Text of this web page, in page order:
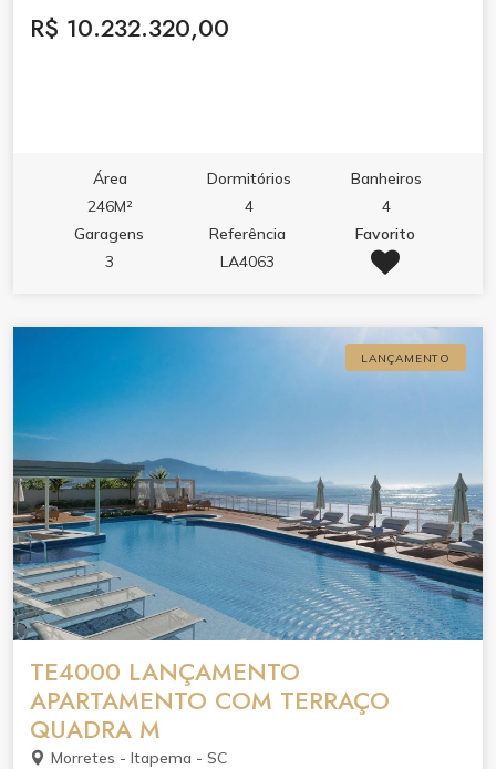
R$ 10.232.320,00
Área
246M²
Dormitórios
4
Banheiros
4
Garagens
3
Referência
LA4063
Favorito
LANÇAMENTO
TE4000 LANÇAMENTO
APARTAMENTO COM TERRAÇO
QUADRA M
Morretes - Itapema - SC